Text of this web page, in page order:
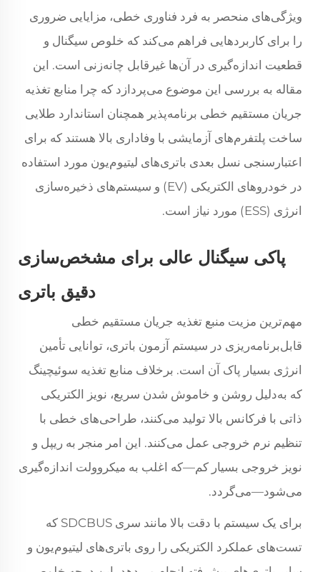
ویژگی‌های منحصر به فرد فناوری خطی، مزایایی ضروری
را برای کاربردهایی فراهم می‌کند که خلوص سیگنال و
قطعیت اندازه‌گیری در آن‌ها غیرقابل چانه‌زنی است. این
مقاله به بررسی این موضوع می‌پردازد که چرا منابع تغذیه
جریان مستقیم خطی برنامه‌پذیر همچنان استاندارد طلایی
ساخت پلتفرم‌های آزمایشی با وفاداری بالا هستند که برای
اعتبارسنجی نسل بعدی باتری‌های لیتیوم‌یون مورد استفاده
در خودروهای الکتریکی (EV) و سیستم‌های ذخیره‌سازی
انرژی (ESS) مورد نیاز است.
پاکی سیگنال عالی برای مشخص‌سازی
دقیق باتری
مهم‌ترین مزیت منبع تغذیه جریان مستقیم خطی
قابل‌برنامه‌ریزی در سیستم آزمون باتری، توانایی تأمین
انرژی بسیار پاک آن است. برخلاف منابع تغذیه سوئیچینگ
که به‌دلیل روشن و خاموش شدن سریع، نویز الکتریکی
ذاتی با فرکانس بالا تولید می‌کنند، طراحی‌های خطی با
تنظیم نرم خروجی عمل می‌کنند. این امر منجر به ریپل و
نویز خروجی بسیار کم—که اغلب به میکروولت اندازه‌گیری
می‌شود—می‌گردد.
برای یک سیستم با دقت بالا مانند سری SDCBUS که
تست‌های عملکرد الکتریکی را روی باتری‌های لیتیوم‌یون و